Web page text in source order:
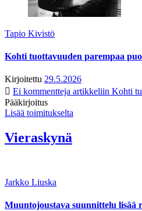
Tapio Kivistö
Kohti tuottavuuden parempaa
Kirjoitettu 29.5.2026
Ei kommentteja artikkeliin Kohti
Pääkirjoitus
Lisää toimitukselta
Vieraskynä
Jarkko Liuska
Muuntojoustava suunnittelu